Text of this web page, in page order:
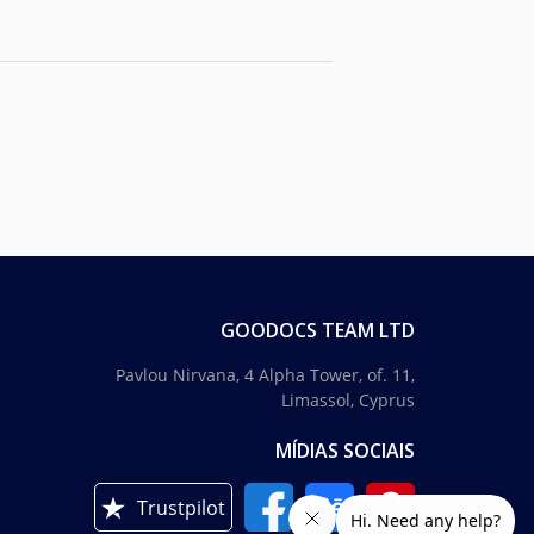
GOODOCS TEAM LTD
Pavlou Nirvana, 4 Alpha Tower, of. 11,
Limassol, Cyprus
MÍDIAS SOCIAIS
Trustpilot